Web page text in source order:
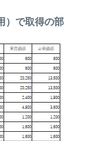
）で取得の部